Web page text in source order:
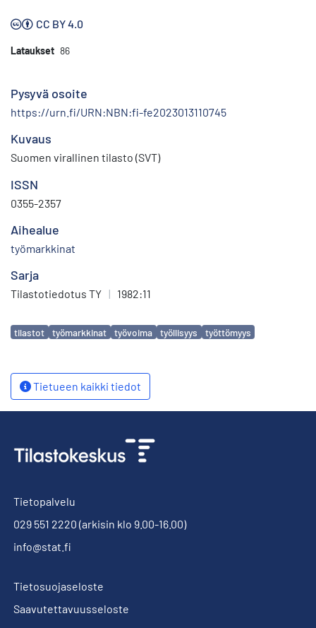
CC BY 4.0
Lataukset 86
Pysyvä osoite
https://urn.fi/URN:NBN:fi-fe2023013110745
Kuvaus
Suomen virallinen tilasto (SVT)
ISSN
0355-2357
Aihealue
työmarkkinat
Sarja
Tilastotiedotus TY | 1982:11
Avainsanat
tilastot työmarkkinat työvoima työllisyys työttömyys
Tietueen kaikki tiedot
Tietopalvelu
029 551 2220 (arkisin klo 9.00-16.00)
info@stat.fi
Tietosuojaseloste
Saavutettavuusseloste